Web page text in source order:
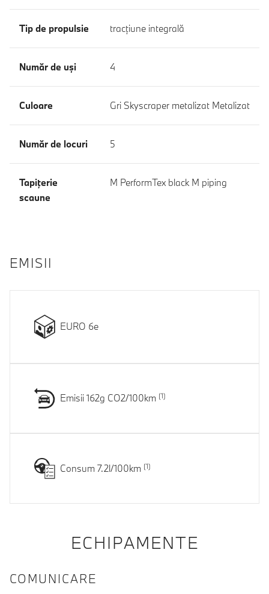
Tip de propulsie tracţiune integrală
Număr de uşi 4
Culoare Gri Skyscraper metalizat Metalizat
Număr de locuri 5
Tapiţerie
scaune
M PerformTex black M piping
EMISII
EURO 6e
Emisii 162g CO2/100km
Consum 7.2l/100km
ECHIPAMENTE
COMUNICARE